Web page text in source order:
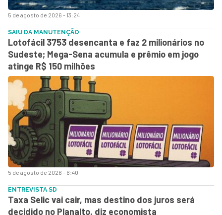
5 de agosto de 2026 - 13:24
5 de agosto de 2026 - 6:40
SAIU DA MANUTENÇÃO
Lotofácil 3753 desencanta e faz 2 milionários no
Sudeste; Mega-Sena acumula e prêmio em jogo
atinge R$ 150 milhões
ENTREVISTA SD
Taxa Selic vai cair, mas destino dos juros será
decidido no Planalto, diz economista